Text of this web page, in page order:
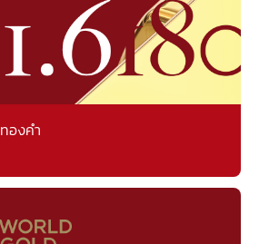
องคำ